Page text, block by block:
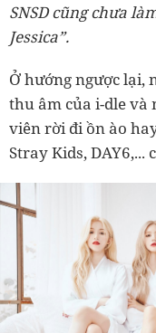
SNSD cũng chưa
Jessica”.
Ở hướng ngược lại,
thu âm của i-dle và
viên rời đi ồn ào
Stray Kids,